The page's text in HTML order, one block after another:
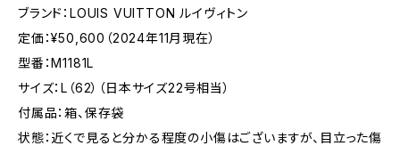
ブランド：LOUIS VUITTON ルイヴィトン
定価：¥50,600（2024年11月現在）
型番：M1181L
サイズ：L（62）（日本サイズ22号相当）
付属品：箱、保存袋
状態：近くで見ると分かる程度の小傷はございますが、目立った傷